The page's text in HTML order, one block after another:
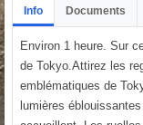
Info Documents
Environ 1 heure. Sur
de Tokyo.Attirez les
emblématiques de
lumières